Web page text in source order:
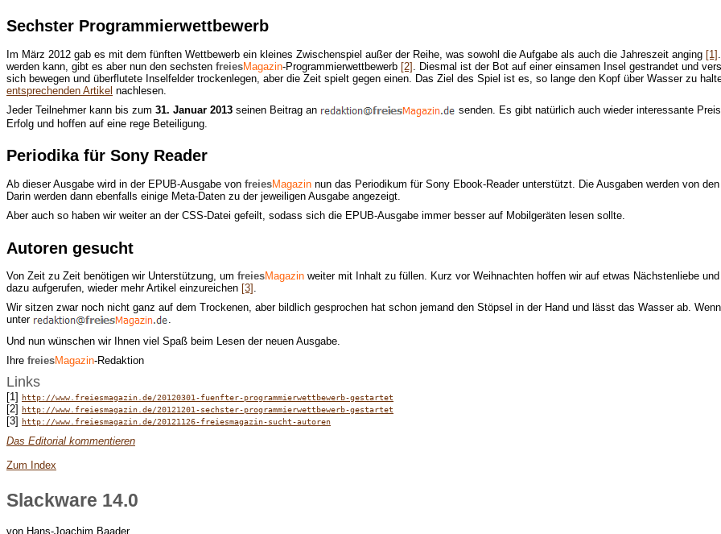
Sechster Programmierwettbewerb
Im März 2012 gab es mit dem fünften Wettbewerb ein kleines Zwischenspiel außer der Reihe, was sowohl die Aufgabe als auch die Jahreszeit anging [1]
werden kann, gibt es aber nun den sechsten freiesMagazin-Programmierwettbewerb [2] . Diesmal ist der Bot auf einer einsamen Insel gestrandet und
sich bewegen und überflutete Inselfelder trockenlegen, aber die Zeit spielt gegen einen. Das Ziel des Spiel ist es, so lange den Kopf über Wasser zu
entsprechenden Artikel nachlesen.
Jeder Teilnehmer kann bis zum 31. Januar 2013 seinen Beitrag an
senden. Es gibt natürlich auch wieder interessante
Erfolg und hoffen auf eine rege Beteiligung.
Periodika für Sony Reader
Ab dieser Ausgabe wird in der EPUB-Ausgabe von freiesMagazin nun das Periodikum für Sony Ebook-Reader unterstützt. Die Ausgaben werden von
Darin werden dann ebenfalls einige Meta-Daten zu der jeweiligen Ausgabe angezeigt.
Aber auch so haben wir weiter an der CSS-Datei gefeilt, sodass sich die EPUB-Ausgabe immer besser auf Mobilgeräten lesen sollte.
Autoren gesucht
Von Zeit zu Zeit benötigen wir Unterstützung, um freiesMagazin weiter mit Inhalt zu füllen. Kurz vor Weihnachten hoffen wir auf etwas Nächstenliebe
dazu aufgerufen, wieder mehr Artikel einzureichen [3]
Wir sitzen zwar noch nicht ganz auf dem Trockenen, aber bildlich gesprochen hat schon jemand den Stöpsel in der Hand und lässt das Wasser ab.
unter
.
Und nun wünschen wir Ihnen viel Spaß beim Lesen der neuen Ausgabe.
Ihre freiesMagazin-Redaktion
Links
[1] http://www.freiesmagazin.de/20120301-fuenfter-programmierwettbewerb-gestartet
[2] http://www.freiesmagazin.de/20121201-sechster-programmierwettbewerb-gestartet
[3] http://www.freiesmagazin.de/20121126-freiesmagazin-sucht-autoren
Das Editorial kommentieren
Zum Index
Slackware 14.0
von Hans-Joachim Baader